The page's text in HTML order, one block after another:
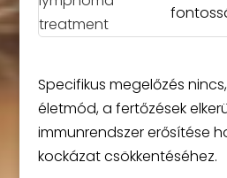
Specifikus megelőzés
életmód, a fertőzések
immunrendszer erősítése
kockázat csökkentéséhez.